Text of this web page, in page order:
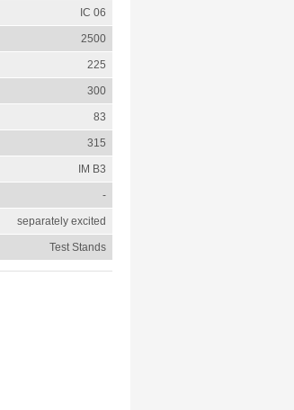
IC 06
2500
225
300
83
315
IM B3
-
separately excited
Test Stands